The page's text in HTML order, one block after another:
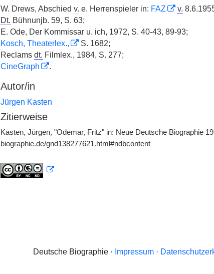
W. Drews, Abschied v. e. Herrenspieler in: FAZ v.
Dt. Bühnunjb. 59, S. 63;
E. Ode, Der Kommissar u. ich, 1972, S. 40-43, 89-93;
Kosch, Theaterlex.,
S. 1682;
Reclams dt. Filmlex., 1984, S. 277;
CineGraph
.
Autor/in
Jürgen Kasten
Zitierweise
Kasten, Jürgen, "Odemar, Fritz" in: Neue Deutsche Biographie
biographie.de/gnd138277621.html#ndbcontent
Deutsche Biographie · Impressum ·